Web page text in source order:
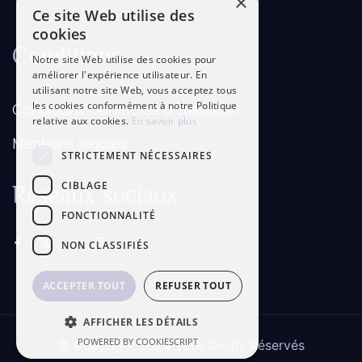
Conditions
Conditions Générales d’Utilisation
Mentions légales
Réseauxsociaux
© Copyright 2024 Tous Droits Réservés
Ce site Web utilise des
cookies
Notre site Web utilise des cookies pour
améliorer l'expérience utilisateur. En
utilisant notre site Web, vous acceptez tous
les cookies conformément à notre Politique
relative aux cookies. En savoir plus
STRICTEMENT NÉCESSAIRES
CIBLAGE
FONCTIONNALITÉ
NON CLASSIFIÉS
ACCEPTER TOUT REFUSER TOUT
AFFICHER LES DÉTAILS
POWERED BY COOKIESCRIPT